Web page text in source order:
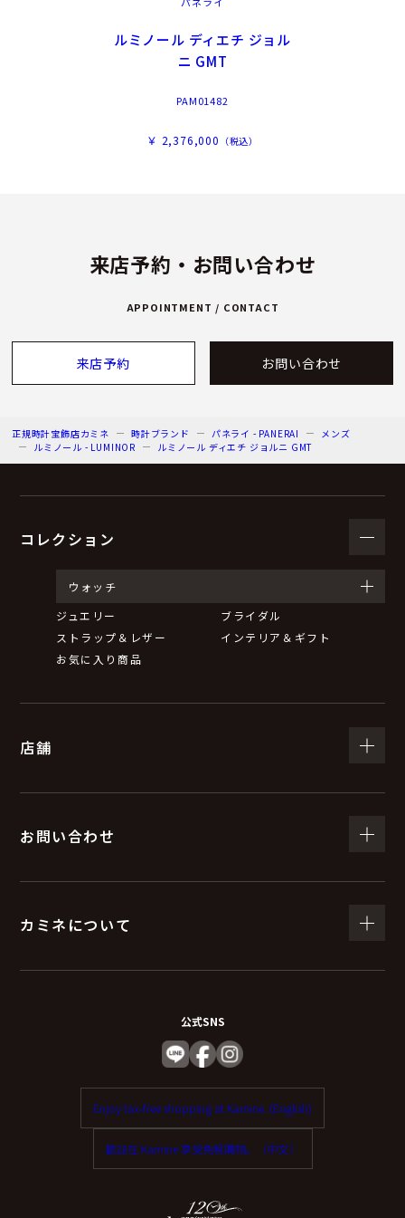
ルミノール ディエチ ジョル
ニ GMT
PAM01482
￥ 2,376,000 （税込）
来店予約・お問い合わせ
APPOINTMENT / CONTACT
来店予約 お問い合わせ
正規時計宝飾店カミネ 時計ブランド パネライ - PANERAI
メンズ
ルミノール - LUMINOR
ルミノール ディエチ ジョルニ GMT
コレクション
ウォッチ
ジュエリー
ブライダル
ストラップ＆レザー
インテリア＆ギフト
お気に入り商品
店舗
お問い合わせ
カミネについて
公式SNS
Enjoy tax-free shopping at Kamine. (English)
歡迎在 Kamine 享受免稅購物。（中文）